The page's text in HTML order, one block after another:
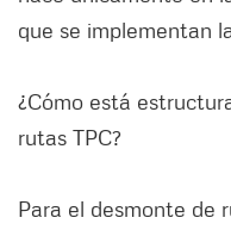
que se implementan
¿Cómo está
rutas TPC?
Para el desmonte de